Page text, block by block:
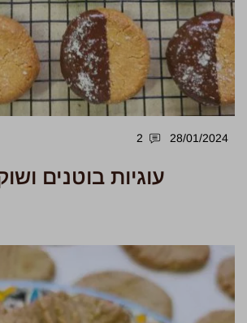
28/01/2024
2
עוגיות בוטנים